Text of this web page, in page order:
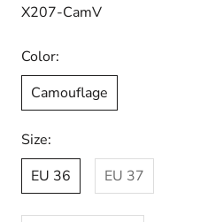
X207-CamV
Color:
Camouflage
Size:
EU 36
EU 37